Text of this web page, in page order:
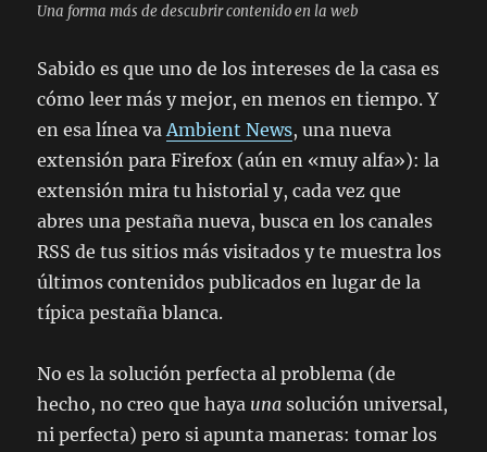
Una forma más de descubrir contenido en la web
Sabido es que uno de los intereses de la casa es
cómo leer más y mejor, en menos en tiempo. Y
en esa línea va Ambient News, una nueva
extensión para Firefox (aún en «muy alfa»): la
extensión mira tu historial y, cada vez que
abres una pestaña nueva, busca en los canales
RSS de tus sitios más visitados y te muestra los
últimos contenidos publicados en lugar de la
típica pestaña blanca.
No es la solución perfecta al problema (de
hecho, no creo que haya una solución universal,
ni perfecta) pero si apunta maneras: tomar los